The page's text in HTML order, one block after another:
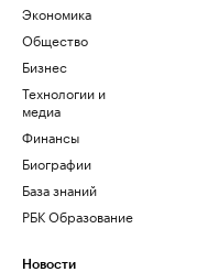
Экономика
Общество
Бизнес
Технологии и
медиа
Финансы
Биографии
База знаний
РБК Образование
Новости